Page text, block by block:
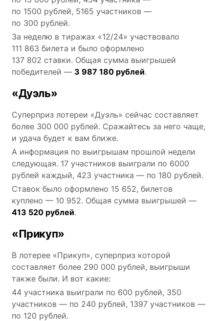
по 1500 рублей, 5165 участников —
по 300 рублей.
За неделю в тиражах «12/24» участвовало
111 863 билета и было оформлено
137 802 ставки. Общая сумма выигрышей
победителей — 3 987 180 рублей.
«Дуэль»
Суперприз лотереи «Дуэль» сейчас составляет
более 300 000 рублей. Сражайтесь за него чаще,
и удача будет к вам ближе.
А информация по выигрышам прошлой недели
следующая. 17 участников выиграли по 6000
рублей каждый, 423 участника — по 180 рублей.
Ставок было оформлено 15 652, билетов
куплено — 10 952. Общая сумма выигрышей —
413 520 рублей.
«Прикуп»
В лотерее «Прикуп», суперприз которой
составляет более 290 000 рублей, выигрыши
также были. И вот какие:
44 участника выиграли по 600 рублей, 350
участников — по 240 рублей, 1397 участников —
по 120 рублей.